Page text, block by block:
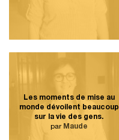
Les moments de mise au
monde dévoilent beaucoup
sur la vie des gens.
par Maude